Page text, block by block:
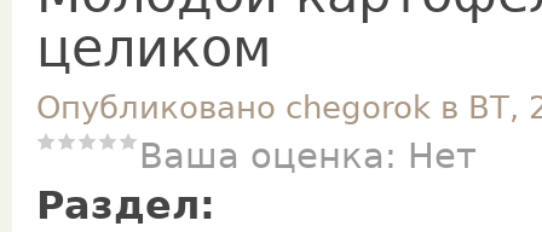
целиком
Опубликовано chegorok в ВТ,
Ваша оценка: Нет
Раздел: